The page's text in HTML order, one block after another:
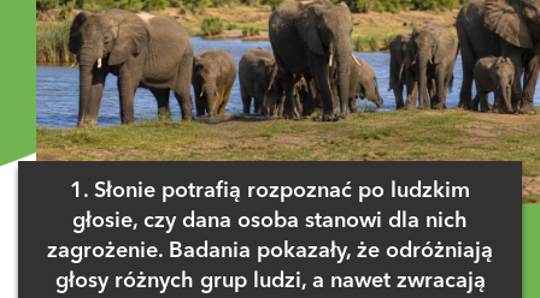
1. Słonie potrafią rozpoznać po ludzkim
głosie, czy dana osoba stanowi dla nich
zagrożenie. Badania pokazały, że odróżniają
głosy różnych grup ludzi, a nawet zwracają